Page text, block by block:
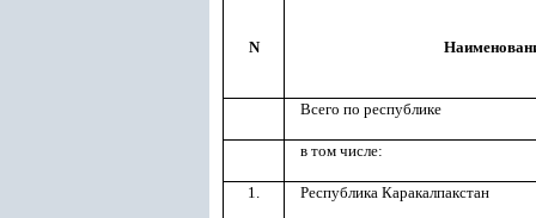
N
Всего по республике
в том числе:
1. Республика Каракалпакстан